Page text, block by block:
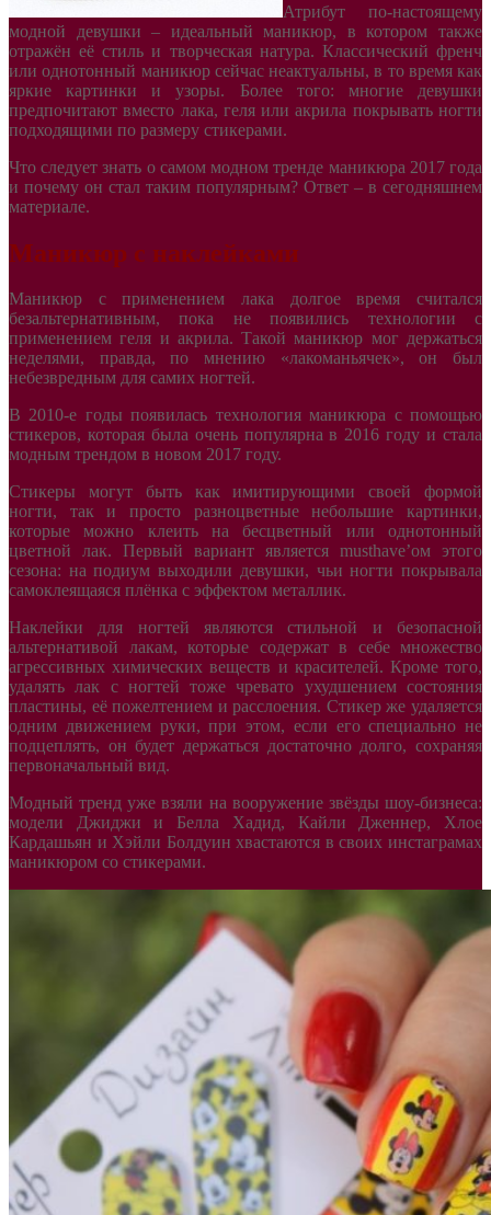
Атрибут по-настоящему
модной девушки – идеальный маникюр, в котором также
отражён её стиль и творческая натура. Классический френч
или однотонный маникюр сейчас неактуальны, в то время как
яркие картинки и узоры. Более того: многие девушки
предпочитают вместо лака, геля или акрила покрывать ногти
подходящими по размеру стикерами.
Что следует знать о самом модном тренде маникюра 2017 года
и почему он стал таким популярным? Ответ – в сегодняшнем
материале.
Маникюр с наклейками
Маникюр с применением лака долгое время считался
безальтернативным, пока не появились технологии с
применением геля и акрила. Такой маникюр мог держаться
неделями, правда, по мнению «лакоманьячек», он был
небезвредным для самих ногтей.
В 2010-е годы появилась технология маникюра с помощью
стикеров, которая была очень популярна в 2016 году и стала
модным трендом в новом 2017 году.
Стикеры могут быть как имитирующими своей формой
ногти, так и просто разноцветные небольшие картинки,
которые можно клеить на бесцветный или однотонный
цветной лак. Первый вариант является musthave’ом этого
сезона: на подиум выходили девушки, чьи ногти покрывала
самоклеящаяся плёнка с эффектом металлик.
Наклейки для ногтей являются стильной и безопасной
альтернативой лакам, которые содержат в себе множество
агрессивных химических веществ и красителей. Кроме того,
удалять лак с ногтей тоже чревато ухудшением состояния
пластины, её пожелтением и расслоения. Стикер же удаляется
одним движением руки, при этом, если его специально не
подцеплять, он будет держаться достаточно долго, сохраняя
первоначальный вид.
Модный тренд уже взяли на вооружение звёзды шоу-бизнеса:
модели Джиджи и Белла Хадид, Кайли Дженнер, Хлое
Кардашьян и Хэйли Болдуин хвастаются в своих инстаграмах
маникюром со стикерами.